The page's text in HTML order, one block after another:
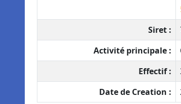
Siret :
Activité principale :
Effectif :
Date de Creation :